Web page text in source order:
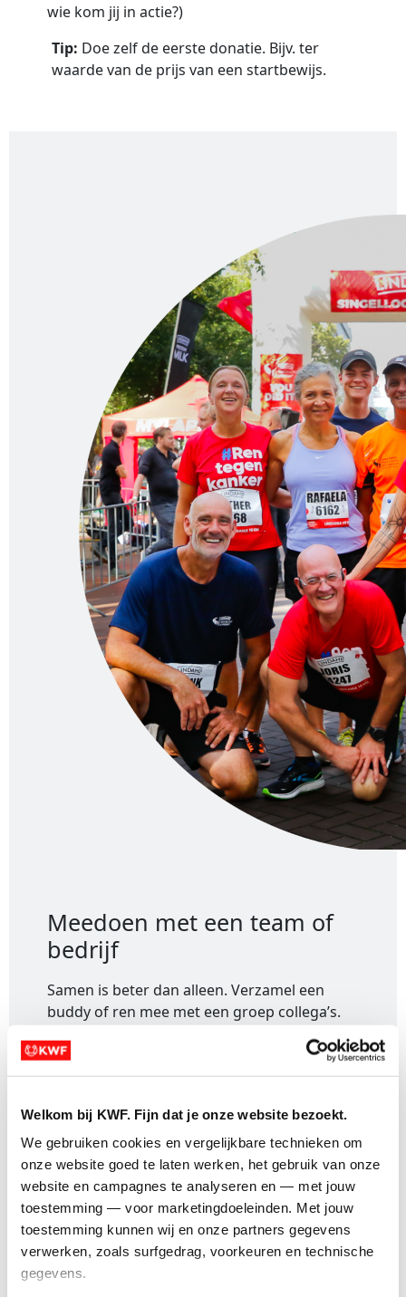
Welkom bij KWF. Fijn dat je onze website bezoekt.
We gebruiken cookies en vergelijkbare technieken om
onze website goed te laten werken, het gebruik van onze
website en campagnes te analyseren en — met jouw
toestemming — voor marketingdoeleinden. Met jouw
toestemming kunnen wij en onze partners gegevens
verwerken, zoals surfgedrag, voorkeuren en technische
gegevens.
wie kom jij in actie?)
Tip: Doe zelf de eerste donatie. Bijv. ter
waarde van de prijs van een startbewijs.
Meedoen met een team of
bedrijf
Samen is beter dan alleen. Verzamel een
buddy of ren mee met een groep collega’s.
1. Inschrijven
: Meld je aan en krijg een
persoonlijke actiepagina voor jouw
evenement.